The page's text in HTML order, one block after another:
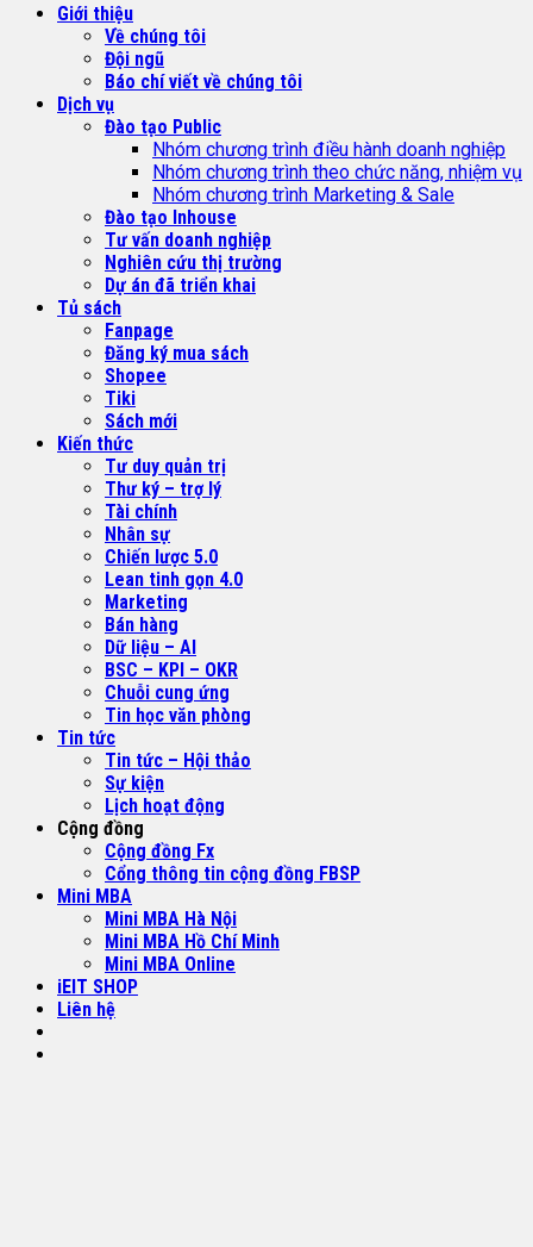
Giới thiệu
Về chúng tôi
Đội ngũ
Báo chí viết về chúng tôi
Dịch vụ
Đào tạo Public
Nhóm chương trình điều hành doanh nghiệp
Nhóm chương trình theo chức năng, nhiệm vụ
Nhóm chương trình Marketing & Sale
Đào tạo Inhouse
Tư vấn doanh nghiệp
Nghiên cứu thị trường
Dự án đã triển khai
Tủ sách
Fanpage
Đăng ký mua sách
Shopee
Tiki
Sách mới
Kiến thức
Tư duy quản trị
Thư ký – trợ lý
Tài chính
Nhân sự
Chiến lược 5.0
Lean tinh gọn 4.0
Marketing
Bán hàng
Dữ liệu – AI
BSC – KPI – OKR
Chuỗi cung ứng
Tin học văn phòng
Tin tức
Tin tức – Hội thảo
Sự kiện
Lịch hoạt động
Cộng đồng
Cộng đồng Fx
Cổng thông tin cộng đồng FBSP
Mini MBA
Mini MBA Hà Nội
Mini MBA Hồ Chí Minh
Mini MBA Online
iEIT SHOP
Liên hệ